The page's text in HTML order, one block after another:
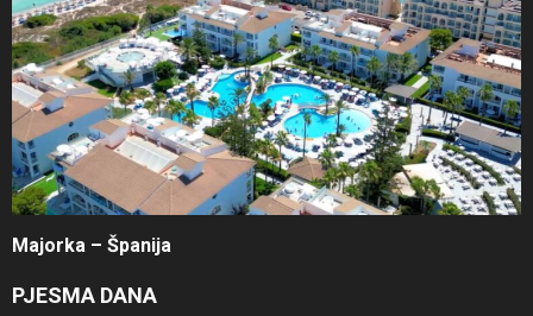
Majorka – Španija
PJESMA DANA